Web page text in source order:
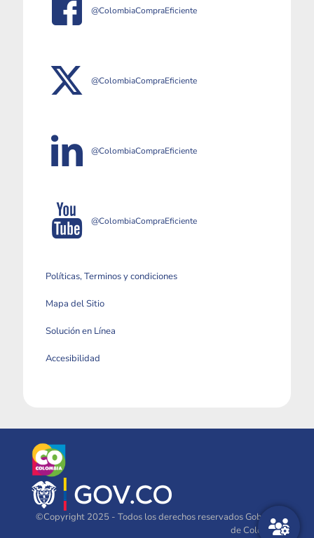
@ColombiaCompraEficiente
@ColombiaCompraEficiente
@ColombiaCompraEficiente
@ColombiaCompraEficiente
Políticas, Terminos y condiciones
Mapa del Sitio
Solución en Línea
Accesibilidad
©Copyright 2025 - Todos los derechos reservados Gobierno
de Colombia